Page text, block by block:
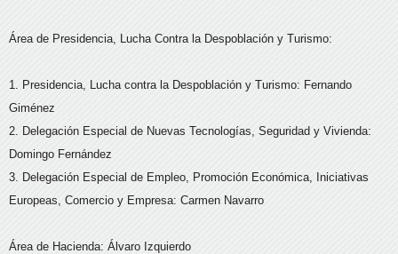
Área de Presidencia, Lucha Contra la Despoblación y Turismo:
1. Presidencia, Lucha contra la Despoblación y Turismo: Fernando
Giménez
2. Delegación Especial de Nuevas Tecnologías, Seguridad y Vivienda:
Domingo Fernández
3. Delegación Especial de Empleo, Promoción Económica, Iniciativas
Europeas, Comercio y Empresa: Carmen Navarro
Área de Hacienda: Álvaro Izquierdo